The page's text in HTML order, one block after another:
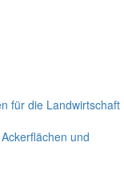
für die Landwirtschaft
und